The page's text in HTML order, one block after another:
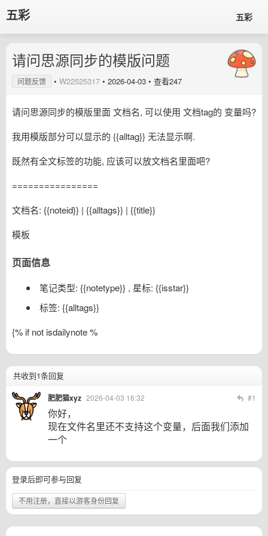
五彩 五彩
请问思源同步的模版问题
问题反馈 • W22525317 • 2026-04-03 • 查看247
请问思源同步的模版里面 文档名, 可以使用 文档tag的 变量吗?
我用模版部分可以显示的 {{alltag}} 无法显示啊.
既然有全文标签的功能, 应该可以放文档名里面吧?
================
文档名: {{noteid}} | {{alltags}} | {{title}}
模板
页面信息
笔记类型: {{notetype}} , 星标: {{isstar}}
标签: {{alltags}}
{% if not isdailynote %
共收到1条回复
肥肥猫xyz 2026-04-03 16:32 #1
你好，
现在文件名里还不支持这个变量，后面我们添加
一个
登录后即可参与回复
不用注册，直接以游客身份回复